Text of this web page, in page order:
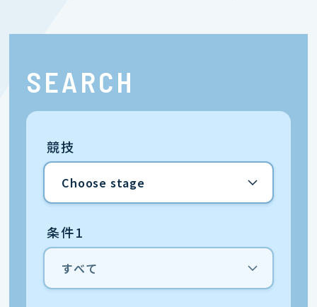
SEARCH
競技
条件1